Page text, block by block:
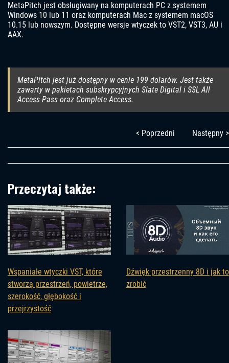
MetaPitch jest obsługiwany na komputerach PC z systemem
Windows 10 lub 11 oraz komputerach Mac z systemem macOS
10.15 lub nowszym. Dostępne wersje wtyczek to VST2, VST3, AU i
AAX.
MetaPitch jest już dostępny w cenie 199 dolarów. Jest także
zawarty w pakietach subskrypcyjnych Slate Digital i SSL All
Access Pass oraz Complete Access.
< Poprzedni Następny >
Przeczytaj także:
Wspaniałe wtyczki VST, które
stworzą przestrzeń, powietrze,
szerokość, głębokość i
przejrzystość
Dźwięk przestrzenny 8D i jak to
zrobić